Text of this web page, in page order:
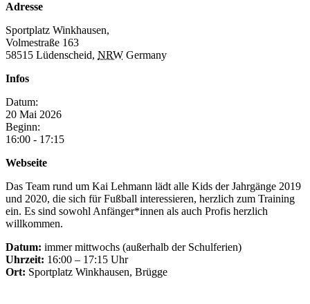
Adresse
Sportplatz Winkhausen,
Volmestraße 163
58515 Lüdenscheid, NRW Germany
Infos
Datum:
20 Mai 2026
Beginn:
16:00 - 17:15
Webseite
Das Team rund um Kai Lehmann lädt alle Kids der Jahrgänge 2019
und 2020, die sich für Fußball interessieren, herzlich zum Training
ein. Es sind sowohl Anfänger*innen als auch Profis herzlich
willkommen.
Datum: immer mittwochs (außerhalb der Schulferien)
Uhrzeit: 16:00 – 17:15 Uhr
Ort: Sportplatz Winkhausen, Brügge